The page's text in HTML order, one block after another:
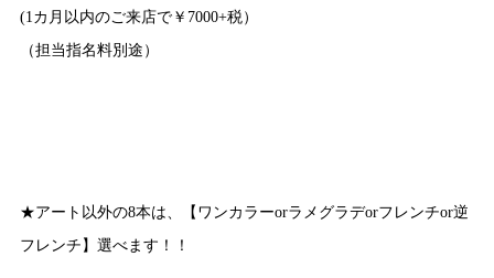
(1カ月以内のご来店で￥7000+税）
（担当指名料別途）
★アート以外の8本は、【ワンカラーorラメグラデorフレンチor逆
フレンチ】選べます！！